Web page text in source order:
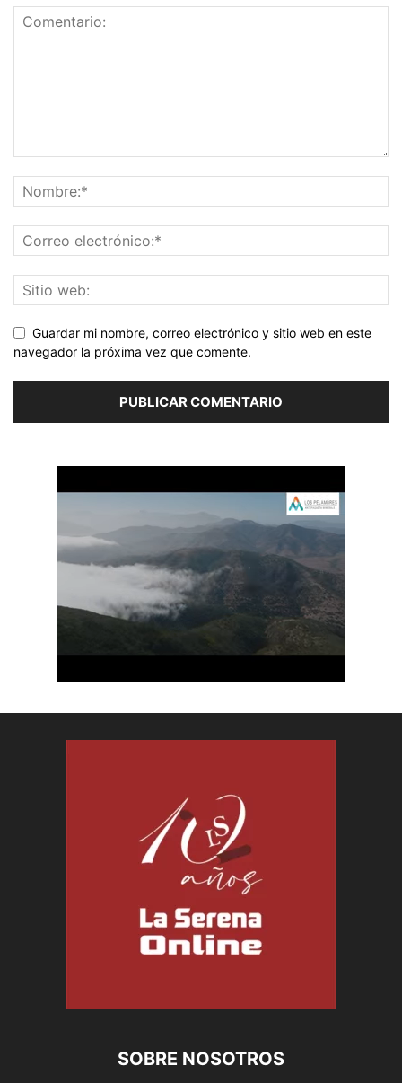
Guardar mi nombre, correo electrónico y sitio web en este
navegador la próxima vez que comente.
SOBRE NOSOTROS